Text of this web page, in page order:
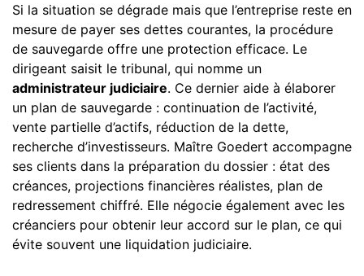
Si la situation se dégrade mais que l’entreprise reste en
mesure de payer ses dettes courantes, la procédure
de sauvegarde offre une protection efficace. Le
dirigeant saisit le tribunal, qui nomme un
administrateur judiciaire. Ce dernier aide à élaborer
un plan de sauvegarde : continuation de l’activité,
vente partielle d’actifs, réduction de la dette,
recherche d’investisseurs. Maître Goedert accompagne
ses clients dans la préparation du dossier : état des
créances, projections financières réalistes, plan de
redressement chiffré. Elle négocie également avec les
créanciers pour obtenir leur accord sur le plan, ce qui
évite souvent une liquidation judiciaire.